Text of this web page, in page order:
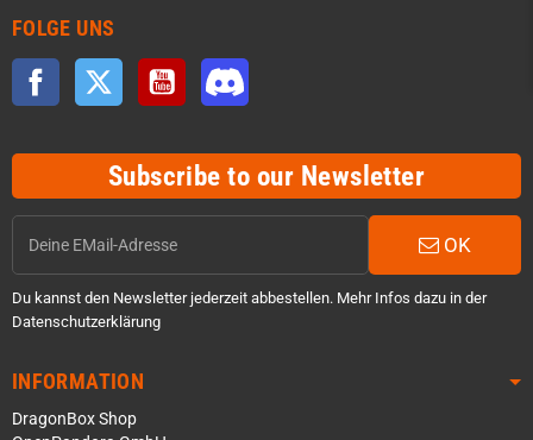
FOLGE UNS
Facebook Twitter YouTube
Subscribe to our Newsletter
OK
Du kannst den Newsletter jederzeit abbestellen. Mehr Infos dazu in der
Datenschutzerklärung
INFORMATION
DragonBox Shop